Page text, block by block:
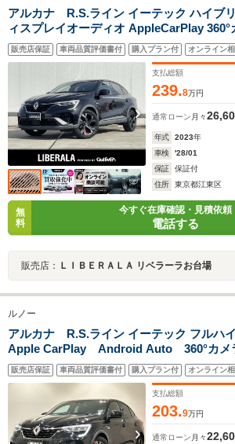
アルカナ R.S.ライン イーテック ハイブ
ィスプレイオーディオ AppleCarPlay 360°カメラ
Bluetooth ハーフレザー シートヒーター
スポットモニター レーンキープアシスト
イヤレス充電 ETC USB クリアランスソナー
販売店保証 車両品質評価書付 購入プラン付 オンライン
支払総額
239.8万円
通常ローン 月々
年式 2023年
車検
'28/01
保証
保証付
住所
東京都江東区
無
料
今すぐ在庫確認・見積依頼
電話する
販売店： ＬＩＢＥＲＡＬＡ リベラーラお台場
ルノー
アルカナ R.S.ライン イーテック フルハ
Apple CarPlay Android Auto 360°カメ
ープアシスト アダプティブクルーズコント
リングヒーター フロントシートヒーター
レーンセンタリングアシスト ドライブレ
販売店保証 車両品質評価書付 購入プラン付 オンライン
支払総額
203.9万円
通常ローン 月々